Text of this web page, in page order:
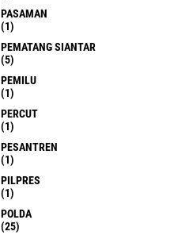
PASAMAN
(1)
PEMATANG SIANTAR
(5)
PEMILU
(1)
PERCUT
(1)
PESANTREN
(1)
PILPRES
(1)
POLDA
(25)